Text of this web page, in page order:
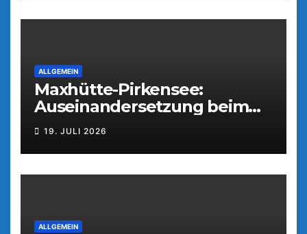
ALLGEMEIN
Maxhütte-Pirkensee:
Auseinandersetzung beim
Parkfest
19. JULI 2026
ALLGEMEIN